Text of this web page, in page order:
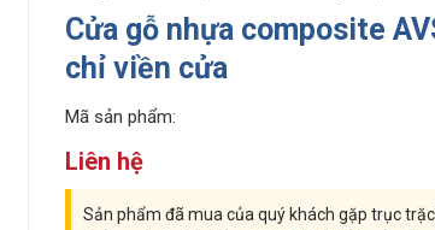
Cửa gỗ nhựa composite
chỉ viền cửa
Mã sản phẩm:
Liên hệ
Sản phẩm đã mua của quý khách gặp trục